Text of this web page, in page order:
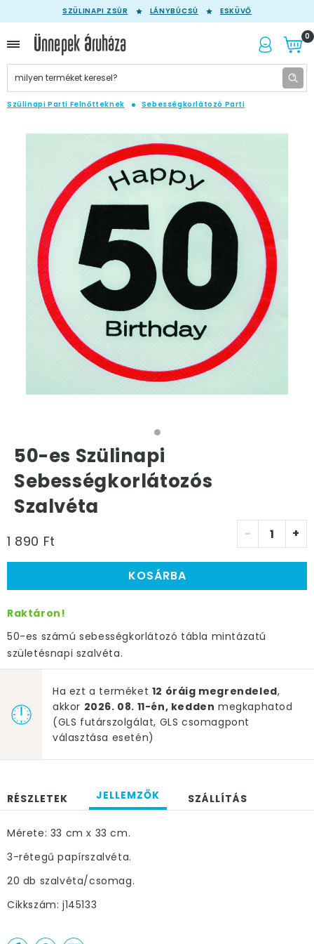
SZÜLINAPI ZSÚR LÁNYBÚCSÚ ESKÜVŐ
0
Szülinapi Parti Felnőtteknek Sebességkorlátozó Parti
50-es Szülinapi
Sebességkorlátozós
Szalvéta
1 890 Ft - +
KOSÁRBA
Raktáron!
50-es számú sebességkorlátozó tábla mintázatú
születésnapi szalvéta.
Ha ezt a terméket 12 óráig megrendeled,
akkor 2026. 08. 11-én, kedden megkaphatod
(GLS futárszolgálat, GLS csomagpont
választása esetén)
RÉSZLETEK JELLEMZŐK SZÁLLÍTÁS
Mérete: 33 cm x 33 cm.
3-rétegű papírszalvéta.
20 db szalvéta/csomag.
Cikkszám: j145133